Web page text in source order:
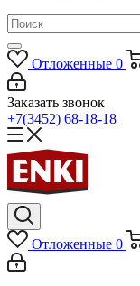
Отложенные 0
Заказать звонок
+7(3452) 68-18-18
Отложенные 0